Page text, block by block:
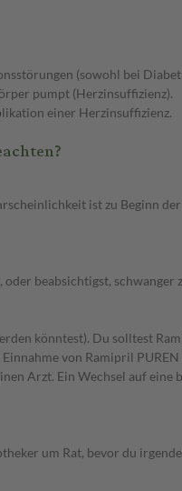
(sowohl bei
pumpt (Herzinsuffizienz).
einer Herzinsuffizienz.
ist zu Beginn
beabsichtigst,
könntest). Du solltest
von Ramipril
Arzt. Ein Wechsel auf
um Rat, bevor du